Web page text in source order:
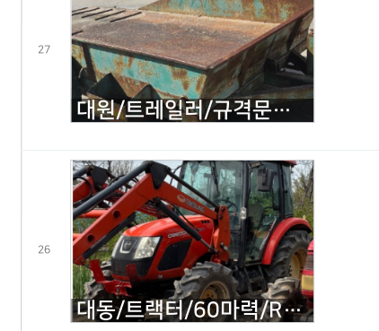
27
대원/트레일러/규격문의/콤바인/2005년식
26
대동/트랙터/60마력/RX600/2012년식